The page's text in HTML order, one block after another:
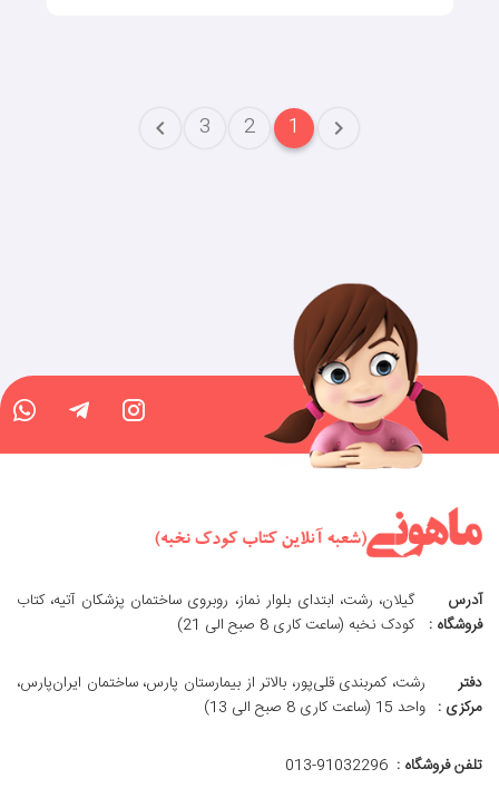
1
2
3
آدرس
فروشگاه :
گیلان، رشت، ابتدای بلوار نماز، روبروی ساختمان پزشکان آتیه، کتاب
کودک نخبه (ساعت کاری 8 صبح الی 21)
دفتر
مرکزی :
رشت، کمربندی قلی‌پور، بالاتر از بیمارستان پارس، ساختمان ایران‌پارس،
واحد 15 (ساعت کاری 8 صبح الی 13)
تلفن فروشگاه : 013-91032296